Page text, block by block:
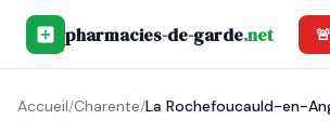
pharmacies-de-garde.net
Accueil/Charente/La Rochefoucauld-en-